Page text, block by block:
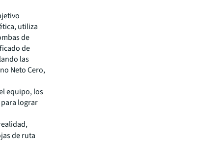
utiliza
de
de
las
Neto Cero,
equipo, los
lograr
de ruta